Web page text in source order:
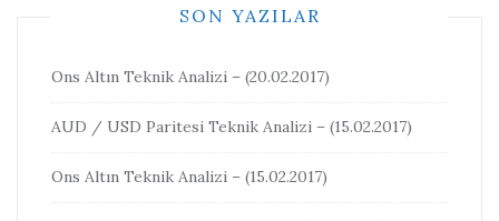
SON YAZILAR
Ons Altın Teknik Analizi – (20.02.2017)
AUD / USD Paritesi Teknik Analizi – (15.02.2017)
Ons Altın Teknik Analizi – (15.02.2017)